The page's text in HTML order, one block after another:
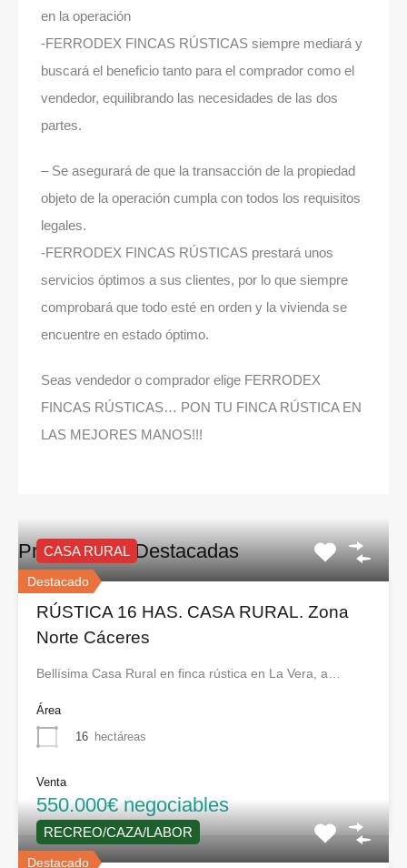
en la operación
-FERRODEX FINCAS RÚSTICAS siempre mediará y
buscará el beneficio tanto para el comprador como el
vendedor, equilibrando las necesidades de las dos
partes.
– Se asegurará de que la transacción de la propiedad
objeto de la operación cumpla con todos los requisitos
legales.
-FERRODEX FINCAS RÚSTICAS prestará unos
servicios óptimos a sus clientes, por lo que siempre
comprobará que todo esté en orden y la vivienda se
encuentre en estado óptimo.
Seas vendedor o comprador elige FERRODEX
FINCAS RÚSTICAS… PON TU FINCA RÚSTICA EN
LAS MEJORES MANOS!!!
Propiedades Destacadas
Destacado
CASA RURAL
RÚSTICA 16 HAS. CASA RURAL. Zona
Norte Cáceres
Bellísima Casa Rural en finca rústica en La Vera, a…
Área
16 hectáreas
Venta
550.000€ negociables
Destacado
RECREO/CAZA/LABOR